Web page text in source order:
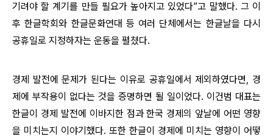
기려야 할 계기를 만들 필요가 높아지고 있었다”고 말했다. 그 이
후 한글학회와 한글문화연대 등 여러 단체에서는 한글날을 다시
공휴일로 지정하자는 운동을 펼쳤다.
경제 발전에 문제가 된다는 이유로 공휴일에서 제외하였다면, 경
제에 부작용이 없다는 것을 증명하면 될 일이었다. 이건범 대표는
한글이 경제 발전에 이바지한 점과 한국 경제의 앞날에 어떤 영향
을 미치는지 이야기했다. 또한 한글이 경제에 미치는 영향이 어떻